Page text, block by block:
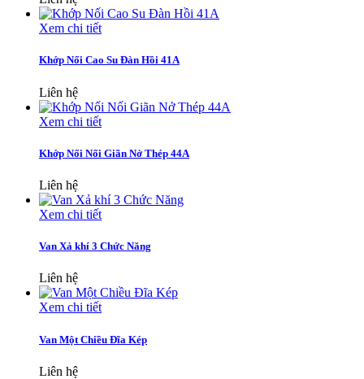
Xem chi tiết
Khớp Nối Cao Su Đàn Hồi 41A
Liên hệ
Xem chi tiết
Khớp Nối Nối Giãn Nở Thép 44A
Liên hệ
Xem chi tiết
Van Xả khí 3 Chức Năng
Liên hệ
Xem chi tiết
Van Một Chiều Đĩa Kép
Liên hệ